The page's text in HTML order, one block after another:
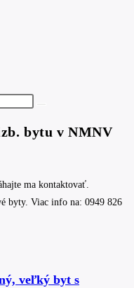
bytu v NMNV
ma kontaktovať.
byty. Viac info na: 0949 826
veľký byt s